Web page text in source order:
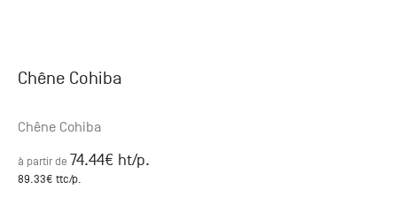
Chêne Cohiba
Chêne Cohiba
à partir de 74.44€ ht/p.
89.33€ ttc/p.